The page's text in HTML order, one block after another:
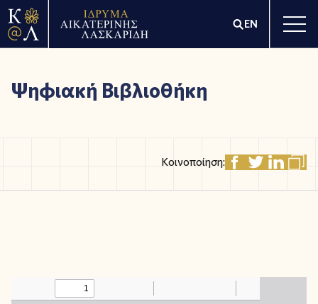
EN
Ψηφιακή Βιβλιοθήκη
Κοινοποίηση: